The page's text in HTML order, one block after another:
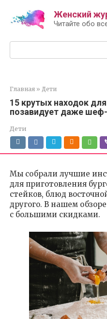
контенту
Женский
Читайте обо
Главная » Дети
15 крутых находок
позавидует даже
Дети
Мы собрали лучшие
для приготовления
стейков, блюд
другого. В нашем
с большими скидками.